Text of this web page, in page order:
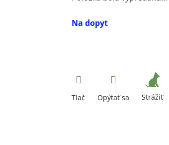
Na dopyt
Tlač Opýtať sa Strážiť